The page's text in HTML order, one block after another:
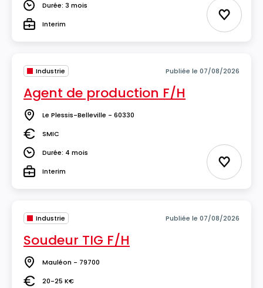
DuréeDurée: 3 mois
TypeInterim Ajouter
Industrie Publiée le 07/08/2026
Agent de production F/H
Lieu Le Plessis-Belleville - 60330
Salaire
SMIC
DuréeDurée: 4 mois
TypeInterim Ajouter
Industrie Publiée le 07/08/2026
Soudeur TIG F/H
Lieu Mauléon - 79700
20-25 K€